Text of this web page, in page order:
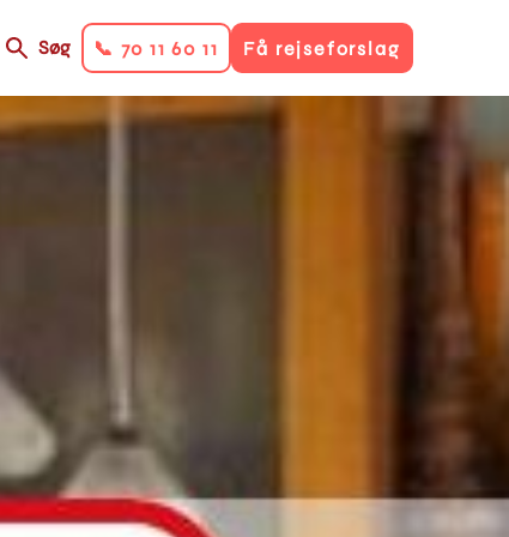
Søg 📞 70 11 60 11 Få rejseforslag